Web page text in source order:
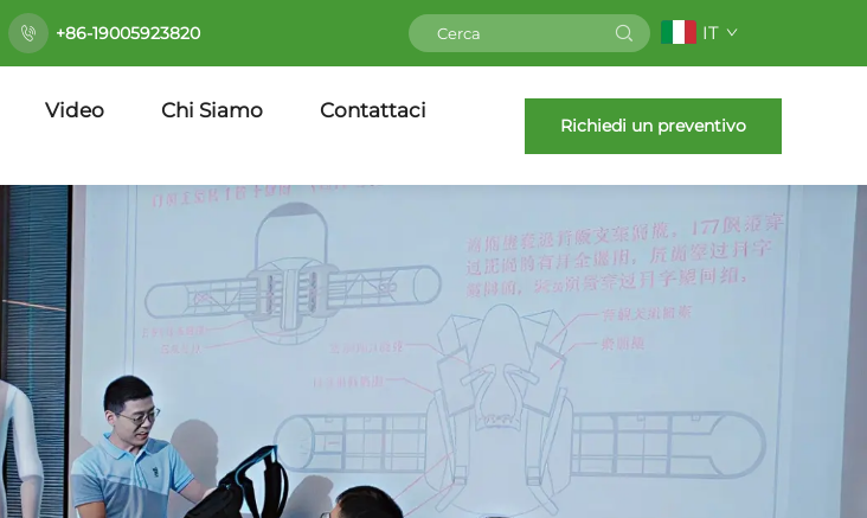
+86-19005923820 IT
Video Chi Siamo
Contattaci
Richiedi un preventivo